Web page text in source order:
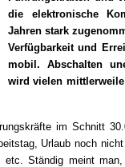
die elektronische
Jahren stark
Verfügbarkeit und
mobil. Abschalten
wird vielen
im Schnitt
Urlaub noch
Ständig meint